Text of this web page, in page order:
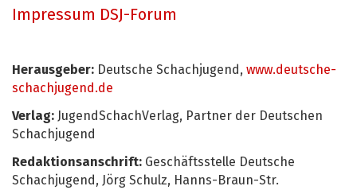
Impressum DSJ-Forum
Herausgeber: Deutsche Schachjugend, www.deutsche-
schachjugend.de
Verlag: JugendSchachVerlag, Partner der Deutschen
Schachjugend
Redaktionsanschrift: Geschäftsstelle Deutsche
Schachjugend, Jörg Schulz, Hanns-Braun-Str.